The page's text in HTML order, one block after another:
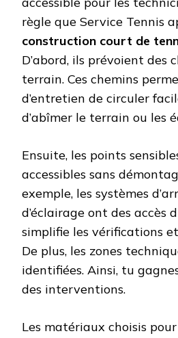
règle que Service Tennis
construction court de
D’abord, ils prévoient des
terrain. Ces chemins
d’entretien de circuler
d’abîmer le terrain ou les
Ensuite, les points
accessibles sans
exemple, les systèmes
d’éclairage ont des accès
simplifie les vérifications
De plus, les zones
identifiées. Ainsi, tu
des interventions.
Les matériaux choisis